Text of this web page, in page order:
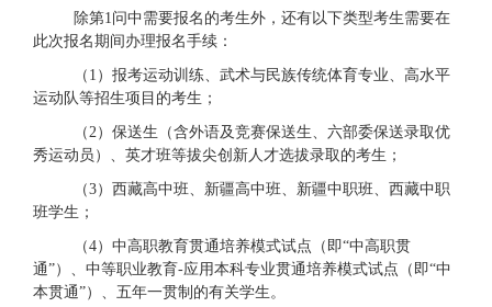
除第1问中需要报名的考生外，还有以下类型考生需要在
此次报名期间办理报名手续：
（ 1）报考运动训练、武术与民族传统体育专业、高水平
运动队等招生项目的考生；
（2）保送生（含外语及竞赛保送生、六部委保送录取优
秀运动员）、英才班等拔尖创新人才选拔录取的考生；
（3）西藏高中班、新疆高中班、新疆中职班、西藏中职
班学生；
（4）中高职教育贯通培养模式试点（即“中高职贯
通”）、中等职业教育-应用本科专业贯通培养模式试点（即“中
本贯通”）、五年一贯制的有关学生。